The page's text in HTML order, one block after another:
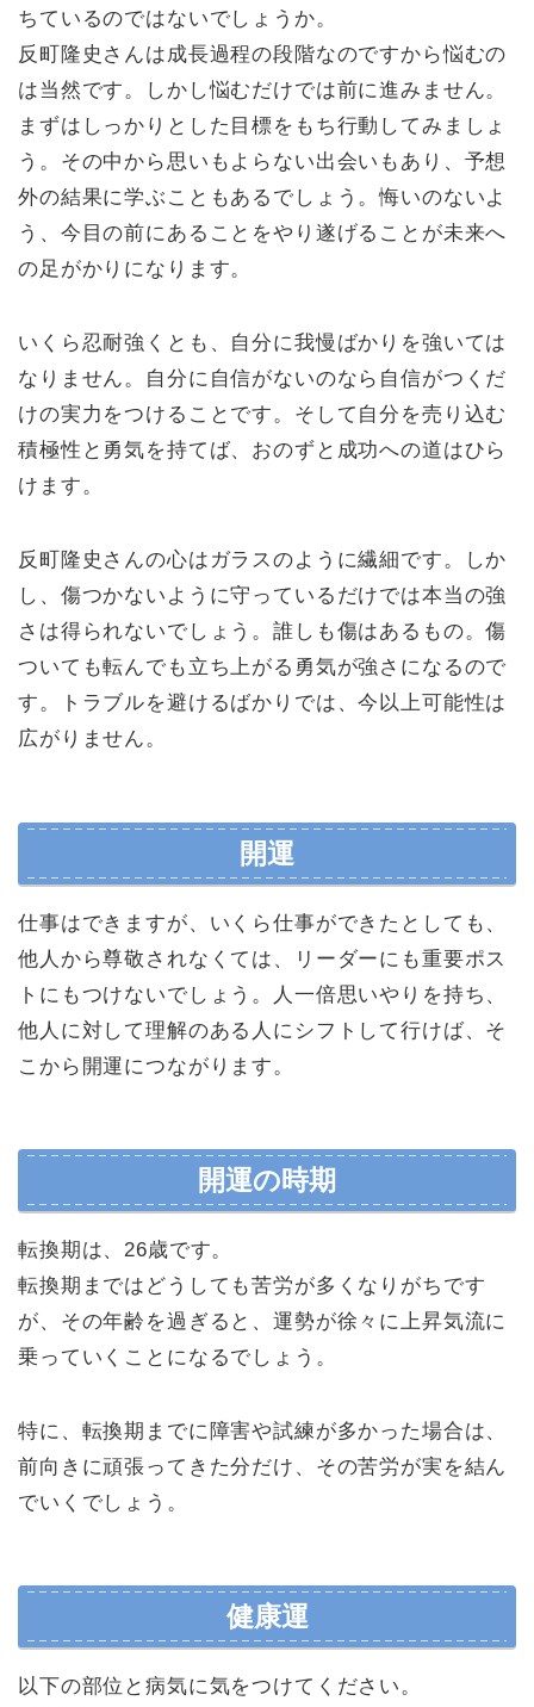
ちているのではないでしょうか。
反町隆史さんは成長過程の段階なのですから悩むの
は当然です。しかし悩むだけでは前に進みません。
まずはしっかりとした目標をもち行動してみましょ
う。その中から思いもよらない出会いもあり、予想
外の結果に学ぶこともあるでしょう。悔いのないよ
う、今目の前にあることをやり遂げることが未来へ
の足がかりになります。
いくら忍耐強くとも、自分に我慢ばかりを強いては
なりません。自分に自信がないのなら自信がつくだ
けの実力をつけることです。そして自分を売り込む
積極性と勇気を持てば、おのずと成功への道はひら
けます。
反町隆史さんの心はガラスのように繊細です。しか
し、傷つかないように守っているだけでは本当の強
さは得られないでしょう。誰しも傷はあるもの。傷
ついても転んでも立ち上がる勇気が強さになるので
す。トラブルを避けるばかりでは、今以上可能性は
広がりません。
開運
仕事はできますが、いくら仕事ができたとしても、
他人から尊敬されなくては、リーダーにも重要ポス
トにもつけないでしょう。人一倍思いやりを持ち、
他人に対して理解のある人にシフトして行けば、そ
こから開運につながります。
開運の時期
転換期は、26歳です。
転換期まではどうしても苦労が多くなりがちです
が、その年齢を過ぎると、運勢が徐々に上昇気流に
乗っていくことになるでしょう。
特に、転換期までに障害や試練が多かった場合は、
前向きに頑張ってきた分だけ、その苦労が実を結ん
でいくでしょう。
健康運
以下の部位と病気に気をつけてください。